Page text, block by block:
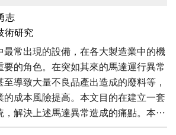
志
術研究
最常出現的設備，在各大製造業中的機
要的角色。在突如其來的馬達運行異常
導致大量不良品產出造成的廢料等，
的成本風險提高。本文目的在建立一套
，解決上述馬達異常造成的痛點。本文
資料擷取模組，於馬達運行中擷取振動